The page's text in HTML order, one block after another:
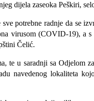
dijela zaseoka Peškiri,
potrebne radnje da se
virusom (COVID-19), a
Čelić.
te u saradnji sa
navedenog lokaliteta